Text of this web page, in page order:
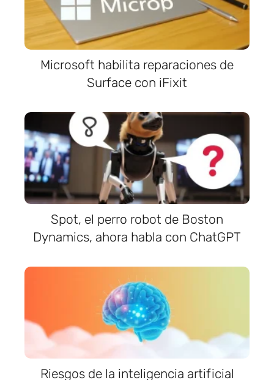
Microsoft habilita reparaciones de
Surface con iFixit
Spot, el perro robot de Boston
Dynamics, ahora habla con ChatGPT
Riesgos de la inteligencia artificial